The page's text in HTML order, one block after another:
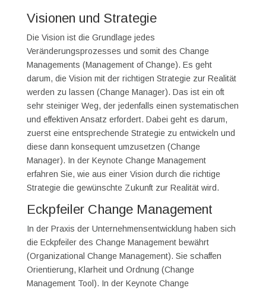
Visionen und Strategie
Die Vision ist die Grundlage jedes
Veränderungsprozesses und somit des Change
Managements (Management of Change). Es geht
darum, die Vision mit der richtigen Strategie zur Realität
werden zu lassen (Change Manager). Das ist ein oft
sehr steiniger Weg, der jedenfalls einen systematischen
und effektiven Ansatz erfordert. Dabei geht es darum,
zuerst eine entsprechende Strategie zu entwickeln und
diese dann konsequent umzusetzen (Change
Manager). In der Keynote Change Management
erfahren Sie, wie aus einer Vision durch die richtige
Strategie die gewünschte Zukunft zur Realität wird.
Eckpfeiler Change Management
In der Praxis der Unternehmensentwicklung haben sich
die Eckpfeiler des Change Management bewährt
(Organizational Change Management). Sie schaffen
Orientierung, Klarheit und Ordnung (Change
Management Tool). In der Keynote Change